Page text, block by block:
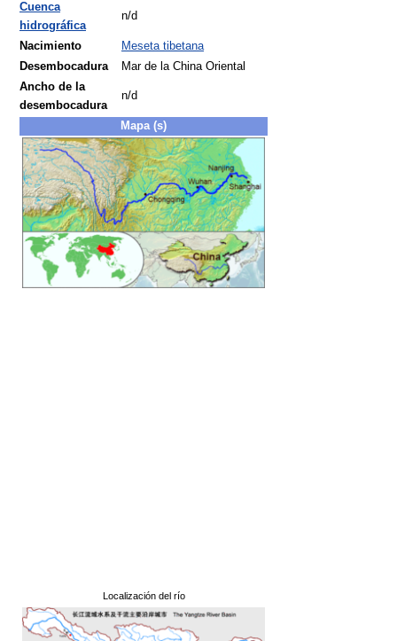
Cuenca
hidrográfica
n/d
Nacimiento
Meseta tibetana
Desembocadura
Mar de la China Oriental
Ancho de la
desembocadura
n/d
Mapa (s)
Localización del río